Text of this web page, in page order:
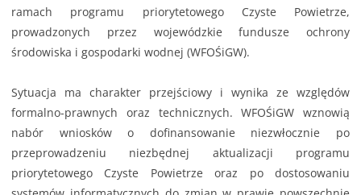
ramach programu priorytetowego Czyste Powietrze,
prowadzonych przez wojewódzkie fundusze ochrony
środowiska i gospodarki wodnej (WFOŚiGW).
Sytuacja ma charakter przejściowy i wynika ze względów
formalno-prawnych oraz technicznych. WFOŚiGW wznowią
nabór wniosków o dofinansowanie niezwłocznie po
przeprowadzeniu niezbędnej aktualizacji programu
priorytetowego Czyste Powietrze oraz po dostosowaniu